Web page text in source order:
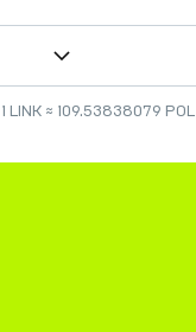
1 LINK ≈ 109.53838079 POL